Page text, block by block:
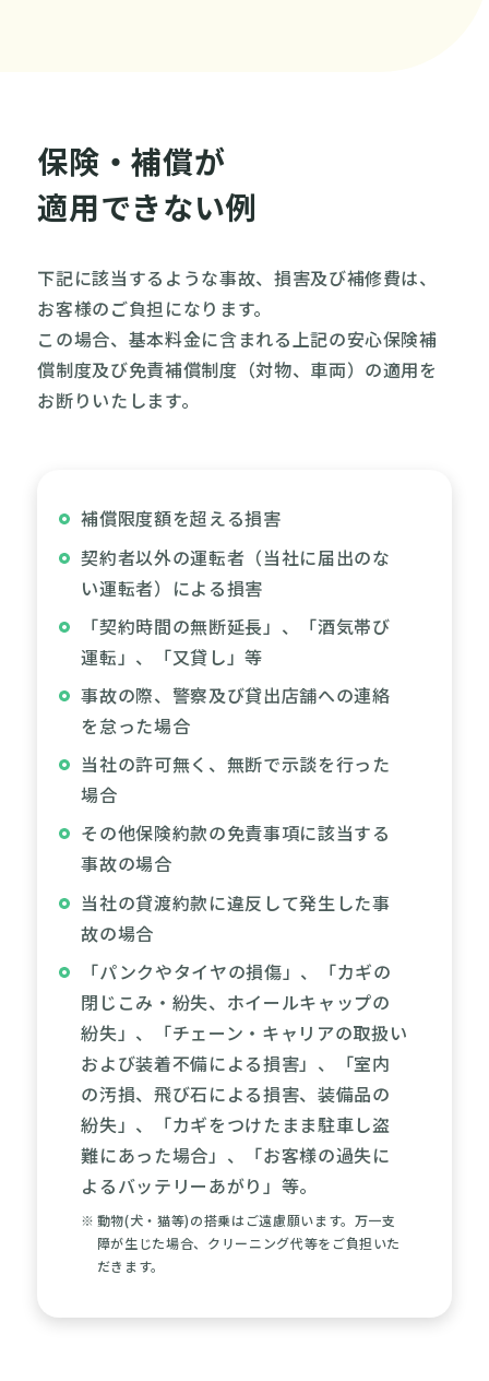
保険・補償が
適用できない例
下記に該当するような事故、損害及び補修費は、
お客様のご負担になります。
この場合、基本料金に含まれる上記の安心保険補
償制度及び免責補償制度（対物、車両）の適用を
お断りいたします。
補償限度額を超える損害
契約者以外の運転者（当社に届出のな
い運転者）による損害
「契約時間の無断延長」、「酒気帯び
運転」、「又貸し」等
事故の際、警察及び貸出店舗への連絡
を怠った場合
当社の許可無く、無断で示談を行った
場合
その他保険約款の免責事項に該当する
事故の場合
当社の貸渡約款に違反して発生した事
故の場合
「パンクやタイヤの損傷」、「カギの
閉じこみ・紛失、ホイールキャップの
紛失」、「チェーン・キャリアの取扱い
および装着不備による損害」、「室内
の汚損、飛び石による損害、装備品の
紛失」、「カギをつけたまま駐車し盗
難にあった場合」、「お客様の過失に
よるバッテリーあがり」等。
動物(犬・猫等)の搭乗はご遠慮願います。万一支
障が生じた場合、クリーニング代等をご負担いた
だきます。